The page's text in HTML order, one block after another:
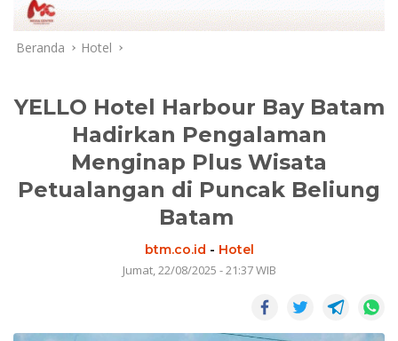
Beranda Hotel
YELLO Hotel Harbour Bay Batam
Hadirkan Pengalaman
Menginap Plus Wisata
Petualangan di Puncak Beliung
Batam
btm.co.id - Hotel
Jumat, 22/08/2025 - 21:37 WIB